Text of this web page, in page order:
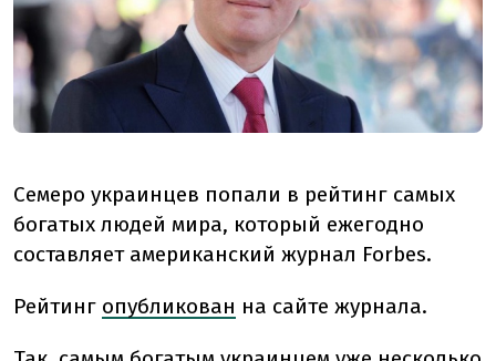
Семеро украинцев попали в рейтинг самых
богатых людей мира, который ежегодно
составляет американский журнал Forbes.
Рейтинг опубликован на сайте журнала.